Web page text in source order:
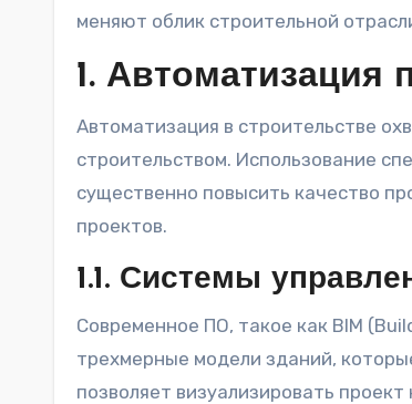
меняют облик строительной
1. Автоматизация
Автоматизация в строительстве
строительством. Использование
существенно повысить качество
проектов.
1.1. Системы
Современное ПО, такое как BIM
трехмерные модели зданий,
позволяет визуализировать